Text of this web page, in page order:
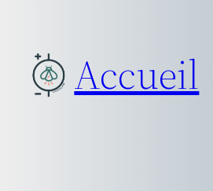
contenu
Accueil